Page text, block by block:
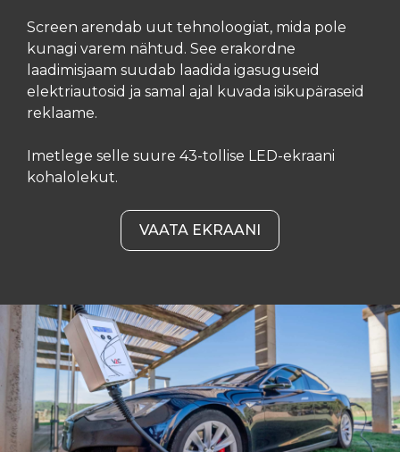
Screen arendab uut tehnoloogiat, mida pole
kunagi varem nähtud. See erakordne
laadimisjaam suudab laadida igasuguseid
elektriautosid ja samal ajal kuvada isikupäraseid
reklaame.
Imetlege selle suure 43-tollise LED-ekraani
kohalolekut.
VAATA EKRAANI